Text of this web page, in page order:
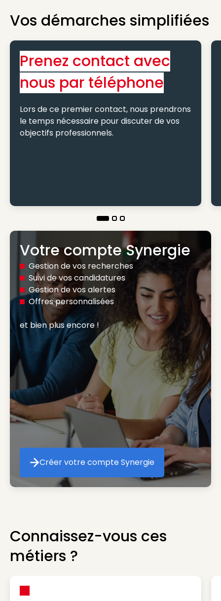
Vos démarches simplifiées
Prenez contact avec
nous par téléphone
Lors de ce premier contact, nous prendrons
le temps nécessaire pour discuter de vos
objectifs professionnels.
Votre compte Synergie
Gestion de vos recherches
Suivi de vos candidatures
Gestion de vos alertes
Offres personnalisées
et bien plus encore !
Créer votre compte Synergie
Créer votre compte Synergie
Connaissez-vous ces
métiers ?